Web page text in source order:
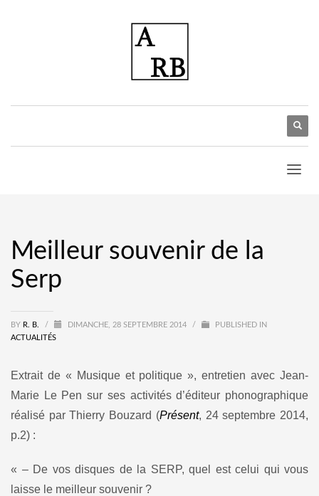
Meilleur souvenir de la
Serp
BY R. B. / DIMANCHE, 28 SEPTEMBRE 2014 /
PUBLISHED IN
ACTUALITÉS
Extrait de « Musique et politique », entretien avec Jean-
Marie Le Pen sur ses activités d’éditeur phonographique
réalisé par Thierry Bouzard (Présent, 24 septembre 2014,
p.2) :
« – De vos disques de la SERP, quel est celui qui vous
laisse le meilleur souvenir ?